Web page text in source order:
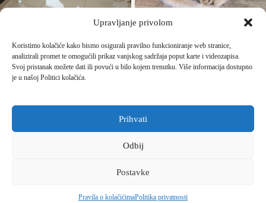
Upravljanje privolom
Koristimo kolačiće kako bismo osigurali pravilno funkcioniranje web stranice,
analizirali promet te omogućili prikaz vanjskog sadržaja poput karte i videozapisa.
Svoj pristanak možete dati ili povući u bilo kojem trenutku. Više informacija dostupno
je u našoj Politici kolačića.
Prihvati
Odbij
Postavke
Pravila o kolačićimaPolitika privatnosti
privatnosti |Kolačići